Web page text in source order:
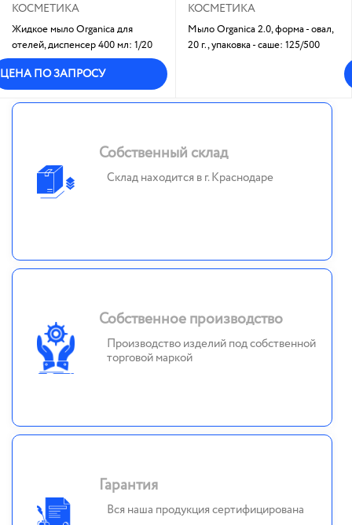
КОСМЕТИКА
Жидкое мыло Organica для
отелей, диспенсер 400 мл: 1/20
В наличии
ЦЕНА ПО ЗАПРОСУ
КОСМЕТИКА
Мыло Organica 2.0, форма - овал,
20 г., упаковка - саше: 125/500
Собственный склад
Склад находится в г. Краснодаре
Собственное производство
Производство изделий под собственной
торговой маркой
Гарантия
Вся наша продукция сертифицирована